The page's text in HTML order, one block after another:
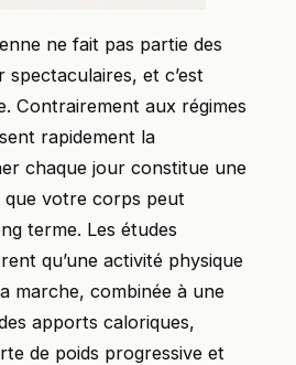
ne fait pas partie des
spectaculaires, et c’est
Contrairement aux régimes
rapidement la
chaque jour constitue une
que votre corps peut
terme. Les études
qu’une activité physique
marche, combinée à une
apports caloriques,
de poids progressive et